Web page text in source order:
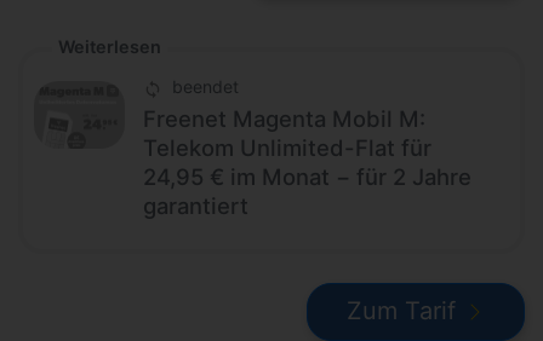
Weiterlesen
beendet
Freenet Magenta Mobil M:
Telekom Unlimited-Flat für
24,95 € im Monat − für 2 Jahre
garantiert
Zum Tarif